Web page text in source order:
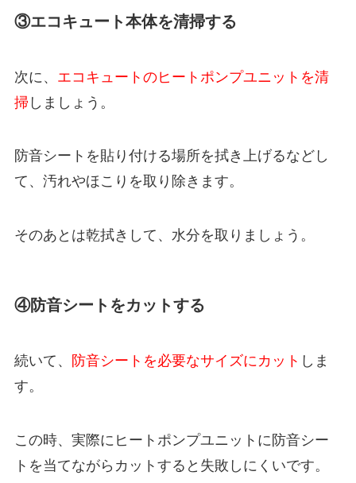
③エコキュート本体を清掃する
次に、 エコキュートのヒートポンプユニットを清
掃 しましょう。
防音シートを貼り付ける場所を拭き上げるなどし
て、汚れやほこりを取り除きます。
そのあとは乾拭きして、水分を取りましょう。
④防音シートをカットする
続いて、 防音シートを必要なサイズにカット しま
す。
この時、実際にヒートポンプユニットに防音シー
トを当てながらカットすると失敗しにくいです。